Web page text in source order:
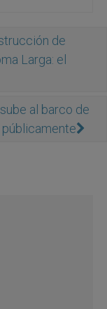
de
Larga: el
al barco de
públicamente